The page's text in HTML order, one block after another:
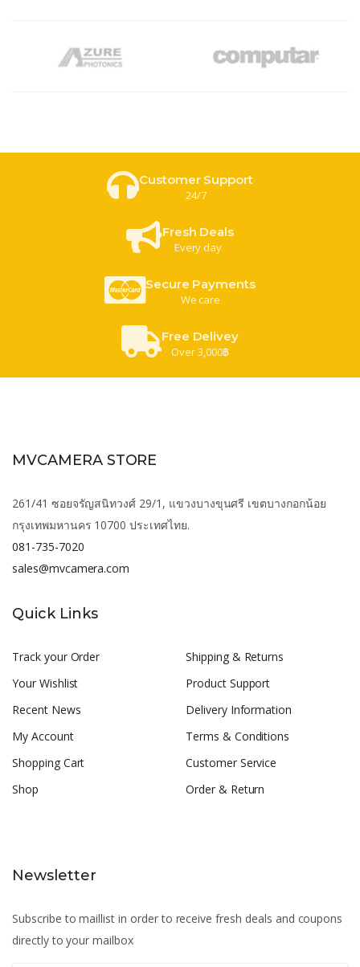
Customer Support
24/7
Fresh Deals
Every day
Secure Payments
We care
Free Delivey
Over 3,000฿
MVCAMERA STORE
261/41 ซอยจรัญสนิทวงศ์ 29/1, แขวงบางขุนศรี เขตบางกอกน้อย
กรุงเทพมหานคร 10700 ประเทศไทย.
081-735-7020
sales@mvcamera.com
Quick Links
Track your Order
Your Wishlist
Recent News
My Account
Shopping Cart
Shop
Shipping & Returns
Product Support
Delivery Information
Terms & Conditions
Customer Service
Order & Return
Newsletter
Subscribe to maillist in order to receive fresh deals and coupons
directly to your mailbox